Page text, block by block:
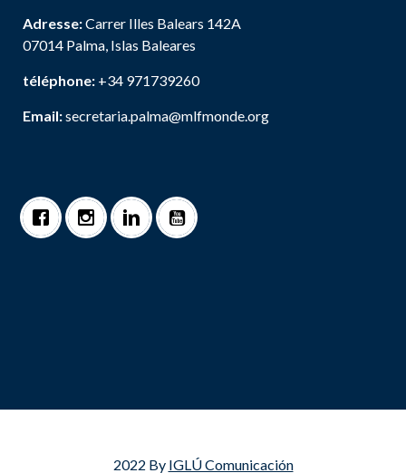
Adresse:Carrer Illes Balears 142A
07014 Palma, Islas Baleares
téléphone: +34 971739260
Email:secretaria.palma@mlfmonde.org
2022 By IGLÚ Comunicación